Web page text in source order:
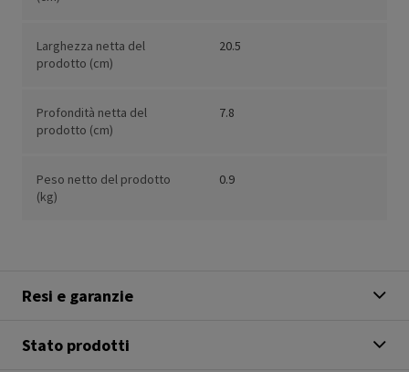
Larghezza netta del
prodotto (cm)
20.5
Profondità netta del
prodotto (cm)
7.8
Peso netto del prodotto
(kg)
0.9
Resi e garanzie
Stato prodotti